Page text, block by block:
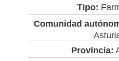
Tipo:
Comunidad
Provincia: